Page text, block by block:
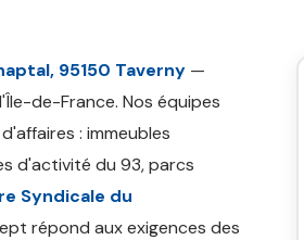
95150 Taverny —
de-France. Nos équipes
: immeubles
d'activité du 93, parcs
Syndicale du
répond aux exigences des